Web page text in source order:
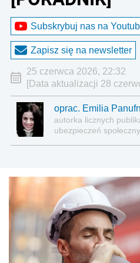
Subskrybuj nas na
Zapisz się na newsletter
25 czerwca 2026, 22:32
[Data aktualizacji 28
oprac. Emilia
autorka licznych
ubezpieczeń